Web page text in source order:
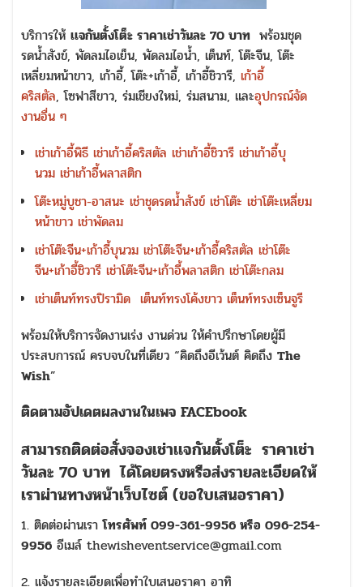
บริการให้ เเจกันตั้งโต็ะ ราคาเช่าวันละ 70 บาท พร้อมชุด
รดน้ำสังข์, พัดลมไอเย็น, พัดลมไอน้ำ, เต็นท์, โต๊ะจีน, โต๊ะ
เหลี่ยมหน้าขาว, เก้าอี้, โต๊ะ+เก้าอี้, เก้าอี้ชิวารี, เก้าอี้
คริสตัล, โซฟาสีขาว, ร่มเชียงใหม่, ร่มสนาม, และอุปกรณ์จัด
งานอื่น ๆ
เช่าเก้าอี้พิธี เช่าเก้าอี้คริสตัล เช่าเก้าอี้ชิวารี เช่าเก้าอี้บุ
นวม เช่าเก้าอี้พลาสติก
โต๊ะหมู่บูชา-อาสนะ เช่าชุดรดน้ำสังข์ เช่าโต๊ะ เช่าโต๊ะเหลี่ยม
หน้าขาว เช่าพัดลม
เช่าโต๊ะจีน+เก้าอี้บุนวม เช่าโต๊ะจีน+เก้าอี้คริสตัล เช่าโต๊ะ
จีน+เก้าอี้ชิวารี เช่าโต๊ะจีน+เก้าอี้พลาสติก เช่าโต๊ะกลม
เช่าเต็นท์ทรงปิรามิด เต็นท์ทรงโค้งขาว เต็นท์ทรงเซ็นจูรี
พร้อมให้บริการจัดงานเร่ง งานด่วน ให้คำปรึกษาโดยผู้มี
ประสบการณ์ ครบจบในที่เดียว “คิดถึงอีเว้นต์ คิดถึง The
Wish”
ติดตามอัปเดตผลงานในเพจ FACEbook
สามารถติดต่อสั่งจองเช่าเเจกันตั้งโต็ะ ราคาเช่า
วันละ 70 บาท ได้โดยตรงหรือส่งรายละเอียดให้
เราผ่านทางหน้าเว็บไซต์ (ขอใบเสนอราคา)
1. ติดต่อผ่านเราโทรศัพท์ 099-361-9956 หรือ 096-254-
9956 อีเมล์ thewisheventservice@gmail.com
2. แจ้งรายละเอียดเพื่อทำใบเสนอราคา อาทิ